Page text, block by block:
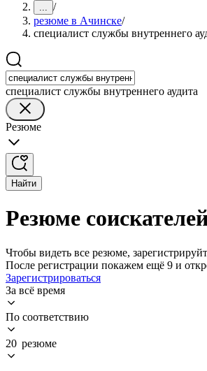
... /
резюме в Ачинске/
специалист службы внутреннего
специалист службы внутреннего аудита
Резюме
Найти
Резюме
Чтобы видеть все резюме,
После регистрации покажем ещё 9 и
Зарегистрироваться
За всё время
По соответствию
20 резюме